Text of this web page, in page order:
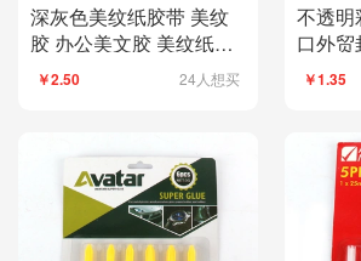
深灰色美纹纸胶带 美纹
胶 办公美文胶 美纹纸胶
带批发
￥2.50 24人想买
不透明
口外贸
红蓝绿
￥1.35